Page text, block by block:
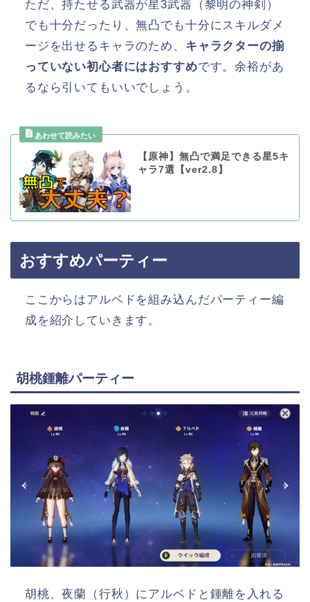
ただ、持たせる武器が星3武器（黎明の神剣）
でも十分だったり、無凸でも十分にスキルダメ
ージを出せるキャラのため、 キャラクターの揃
っていない初心者にはおすすめです。余裕があ
るなら引いてもいいでしょう。
【原神】無凸で満足できる星5キ
ャラ7選【ver2.8】
おすすめパーティー
ここからはアルベドを組み込んだパーティー編
成を紹介していきます。
胡桃鍾離パーティー
胡桃、夜蘭（行秋）にアルベドと鍾離を入れる